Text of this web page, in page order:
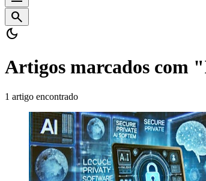
search
dark_mode
Artigos marcados
1 artigo encontrado